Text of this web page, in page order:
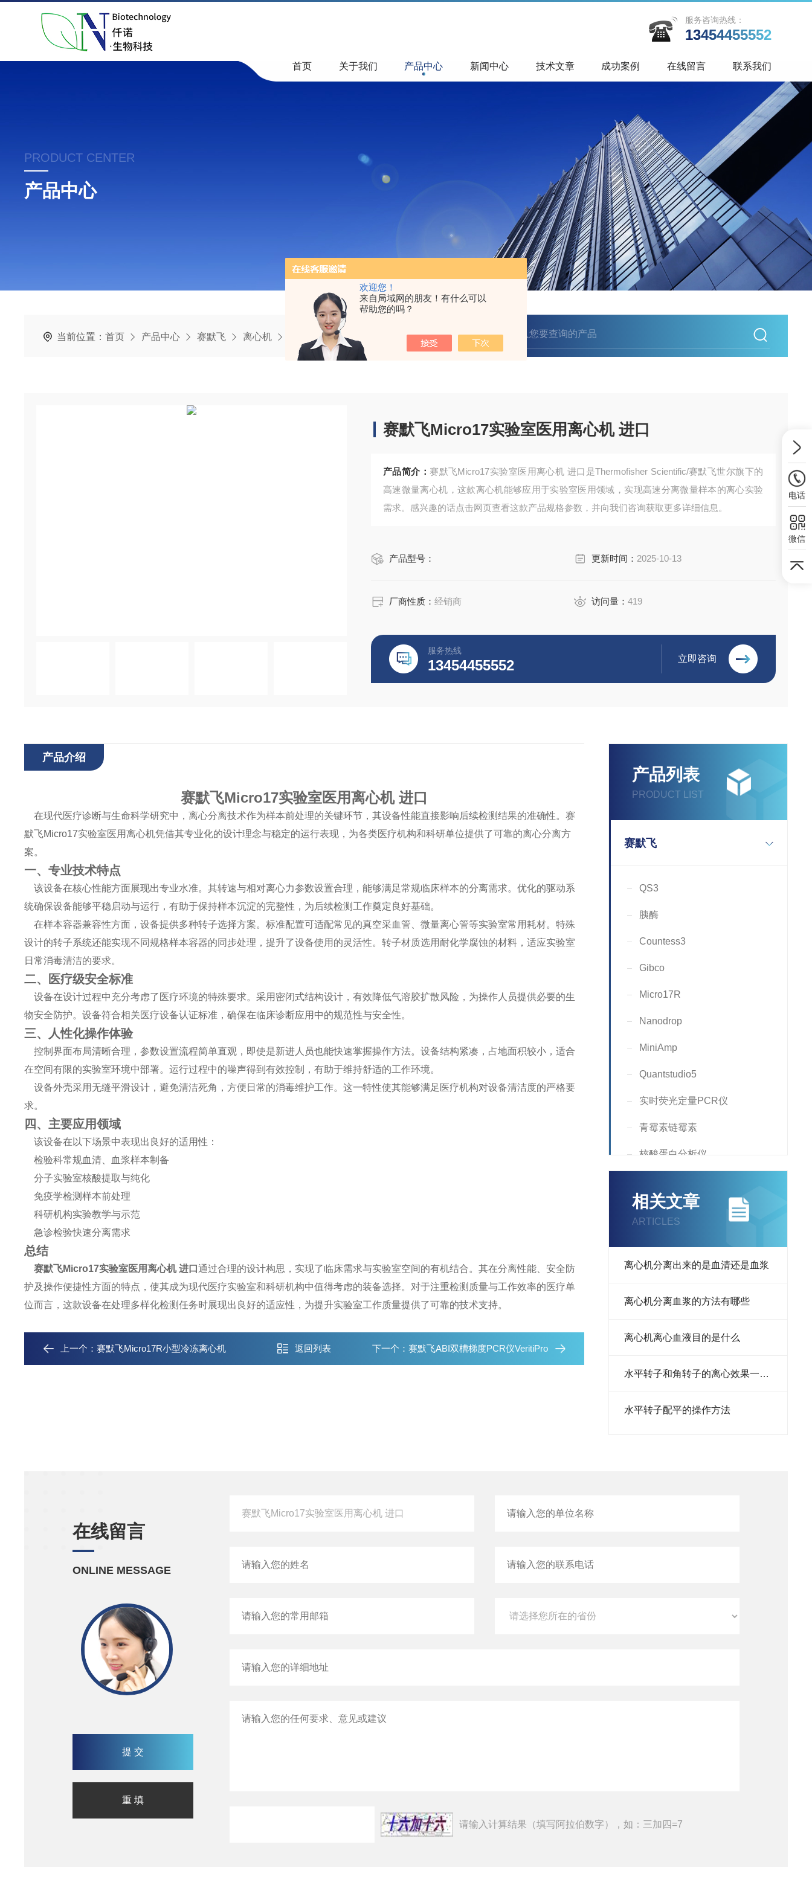
欢迎您！
来自局域网的朋友！有什么可以
帮助您的吗？
服务咨询热线：
13454455552
首页 关于我们 产品中心 新闻中心 技术文章 成功案例 在线留言 联系我们
PRODUCT CENTER
产品中心
当前位置： 首页 产品中心 赛默飞 离心机 赛默飞Micro17实验室医用离心机 进口
赛默飞Micro17实验室医用离心机 进口
产品简介： 赛默飞Micro17实验室医用离心机 进口是Thermofisher Scientific/赛默飞世尔旗下的
高速微量离心机，这款离心机能够应用于实验室医用领域，实现高速分离微量样本的离心实验
需求。感兴趣的话点击网页查看这款产品规格参数，并向我们咨询获取更多详细信息。
产品型号： 更新时间： 2025-10-13
厂商性质：经销商 访问量：419
服务热线
13454455552 立即咨询
产品列表
PRODUCT LIST
赛默飞
QS3
胰酶
Countess3
Gibco
Micro17R
Nanodrop
MiniAmp
Quantstudio5
实时荧光定量PCR仪
青霉素链霉素
核酸蛋白分析仪
Countess
Supplement
荧光分析仪
相关文章
ARTICLES
离心机分离出来的是血清还是血浆
离心机分离血浆的方法有哪些
离心机离心血液目的是什么
水平转子和角转子的离心效果一样吗
水平转子配平的操作方法
产品介绍
赛默飞Micro17实验室医用离心机 进口
在现代医疗诊断与生命科学研究中，离心分离技术作为样本前处理的关键环节，其设备性能直接影响后续检测结果的准确性。赛
默飞Micro17实验室医用离心机凭借其专业化的设计理念与稳定的运行表现，为各类医疗机构和科研单位提供了可靠的离心分离方
案。
一、专业技术特点
该设备在核心性能方面展现出专业水准。其转速与相对离心力参数设置合理，能够满足常规临床样本的分离需求。优化的驱动系
统确保设备能够平稳启动与运行，有助于保持样本沉淀的完整性，为后续检测工作奠定良好基础。
在样本容器兼容性方面，设备提供多种转子选择方案。标准配置可适配常见的真空采血管、微量离心管等实验室常用耗材。特殊
设计的转子系统还能实现不同规格样本容器的同步处理，提升了设备使用的灵活性。转子材质选用耐化学腐蚀的材料，适应实验室
日常消毒清洁的要求。
二、医疗级安全标准
设备在设计过程中充分考虑了医疗环境的特殊要求。采用密闭式结构设计，有效降低气溶胶扩散风险，为操作人员提供必要的生
物安全防护。设备符合相关医疗设备认证标准，确保在临床诊断应用中的规范性与安全性。
三、人性化操作体验
控制界面布局清晰合理，参数设置流程简单直观，即使是新进人员也能快速掌握操作方法。设备结构紧凑，占地面积较小，适合
在空间有限的实验室环境中部署。运行过程中的噪声得到有效控制，有助于维持舒适的工作环境。
设备外壳采用无缝平滑设计，避免清洁死角，方便日常的消毒维护工作。这一特性使其能够满足医疗机构对设备清洁度的严格要
求。
四、主要应用领域
该设备在以下场景中表现出良好的适用性：
检验科常规血清、血浆样本制备
分子实验室核酸提取与纯化
免疫学检测样本前处理
科研机构实验教学与示范
急诊检验快速分离需求
总结
赛默飞Micro17实验室医用离心机 进口 通过合理的设计构思，实现了临床需求与实验室空间的有机结合。其在分离性能、安全防
护及操作便捷性方面的特点，使其成为现代医疗实验室和科研机构中值得考虑的装备选择。对于注重检测质量与工作效率的医疗单
位而言，这款设备在处理多样化检测任务时展现出良好的适应性，为提升实验室工作质量提供了可靠的技术支持。
上一个： 赛默飞Micro17R小型冷冻离心机 返回列表 下一个： 赛默飞ABI双槽梯度PCR仪VeritiPro
在线留言
ONLINE MESSAGE
请输入计算结果（填写阿拉伯数字），如：三加四=7
电话
微信